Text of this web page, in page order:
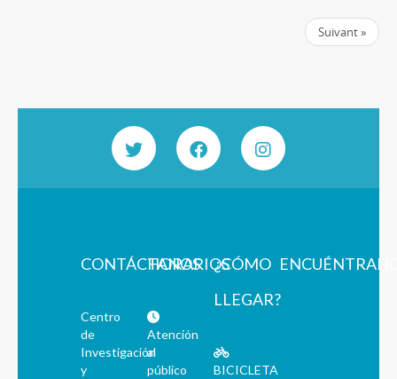
Suivant »
CONTÁCTANOS
Centro
de
Investigación
y
HORARIOS
Atención
al
público
¿CÓMO
LLEGAR?
BICICLETA